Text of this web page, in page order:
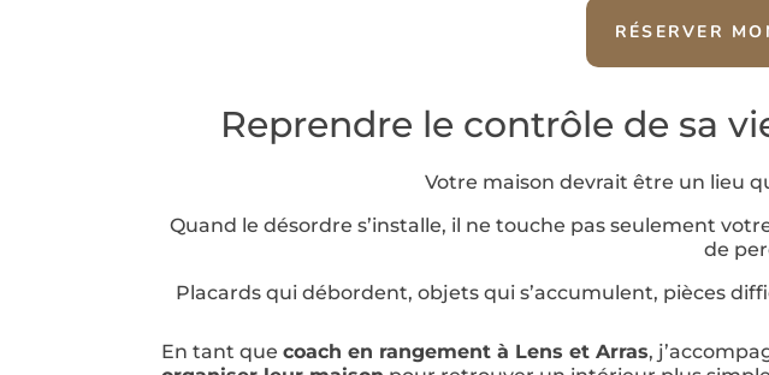
RÉSERVER
Reprendre le contrôle de sa
Votre maison devrait être un lieu
Quand le désordre s’installe, il ne touche pas seulement
de
Placards qui débordent, objets qui s’accumulent, pièces
En tant quecoach en rangement à Lens etArras,